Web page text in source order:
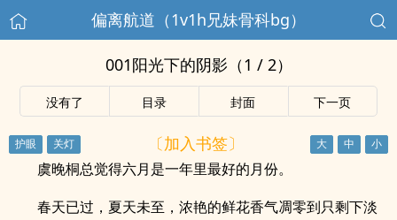
偏离航道（1v1h兄妹骨科bg）
001阳光下的阴影（1 / 2）
没有了 目录 封面 下一页
〔加入书签〕
虞晚桐总觉得六月是一年里最好的月份。
春天已过，夏天未至，浓艳的鲜花香气凋零到只剩下淡